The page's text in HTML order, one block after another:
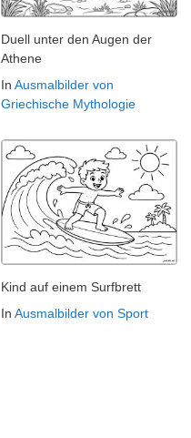
Duell unter den Augen der
Athene
In Ausmalbilder von
Griechische Mythologie
Kind auf einem Surfbrett
In Ausmalbilder von Sport